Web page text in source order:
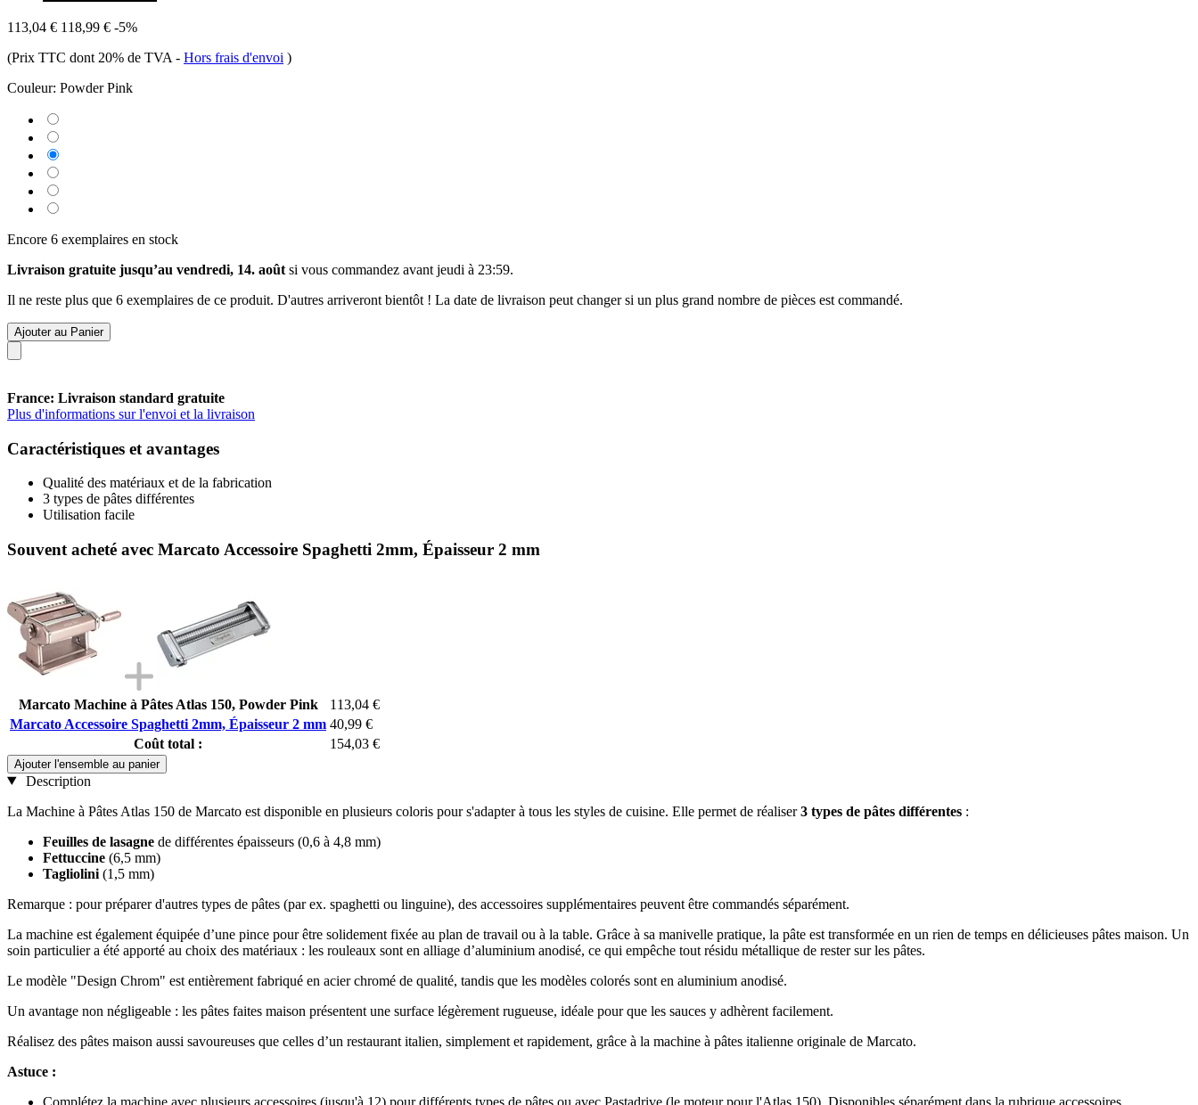
113,04 € 118,99 € -5%
(Prix TTC dont 20% de TVA - Hors frais d'envoi )
Couleur: Powder Pink
Encore 6 exemplaires en stock
Livraison gratuite jusqu’au vendredi, 14. août si vous commandez avant jeudi à 23:59.
Il ne reste plus que 6 exemplaires de ce produit. D'autres arriveront bientôt ! La date de livraison peut changer si un plus grand nombre de pièces est commandé.
Ajouter au Panier
France: Livraison standard gratuite
Plus d'informations sur l'envoi et la livraison
Caractéristiques et avantages
Qualité des matériaux et de la fabrication
3 types de pâtes différentes
Utilisation facile
Souvent acheté avec Marcato Accessoire Spaghetti 2mm, Épaisseur 2 mm
Marcato Machine à Pâtes Atlas 150, Powder Pink
113,04 €
Marcato Accessoire Spaghetti 2mm, Épaisseur 2 mm 40,99 €
Coût total :
154,03 €
Ajouter l'ensemble au panier
Description
La Machine à Pâtes Atlas 150 de Marcato est disponible en plusieurs coloris pour s'adapter à tous les styles de cuisine. Elle permet de réaliser3 types de pâtes différentes :
Feuilles de lasagne de différentes épaisseurs (0,6 à 4,8 mm)
Fettuccine (6,5 mm)
Tagliolini (1,5 mm)
Remarque : pour préparer d'autres types de pâtes (par ex. spaghetti ou linguine), des accessoires supplémentaires peuvent être commandés séparément.
La machine est également équipée d’une pince pour être solidement fixée au plan de travail ou à la table. Grâce à sa manivelle pratique, la pâte est transformée en un rien de temps en délicieuses pâtes maison. Un
soin particulier a été apporté au choix des matériaux : les rouleaux sont en alliage d’aluminium anodisé, ce qui empêche tout résidu métallique de rester sur les pâtes.
Le modèle "Design Chrom" est entièrement fabriqué en acier chromé de qualité, tandis que les modèles colorés sont en aluminium anodisé.
Un avantage non négligeable : les pâtes faites maison présentent une surface légèrement rugueuse, idéale pour que les sauces y adhèrent facilement.
Réalisez des pâtes maison aussi savoureuses que celles d’un restaurant italien, simplement et rapidement, grâce à la machine à pâtes italienne originale de Marcato.
Astuce :
Complétez la machine avec plusieurs accessoires (jusqu'à 12) pour différents types de pâtes ou avec Pastadrive (le moteur pour l'Atlas 150). Disponibles séparément dans la rubrique accessoires.